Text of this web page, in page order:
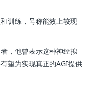
训练，号称能效上较现
，他曾表示这种神经拟
望为实现真正的AGI提供